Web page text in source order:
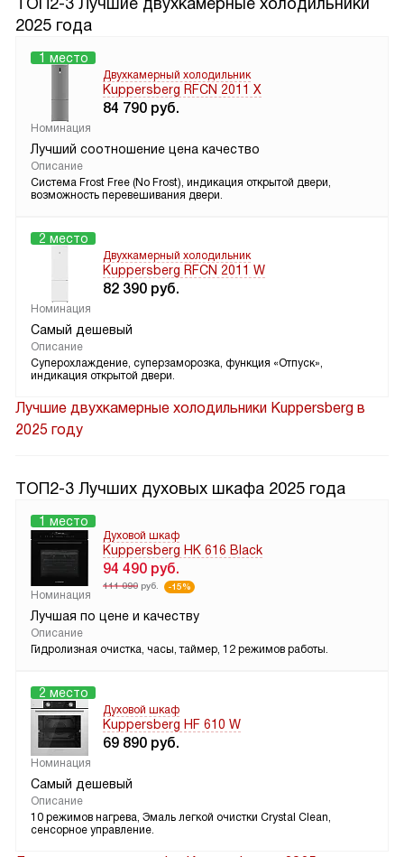
2025 года
1 место
Двухкамерный холодильник
Kuppersberg RFCN 2011 X
84 790 руб.
Номинация
Лучший соотношение цена качество
Описание
Система Frost Free (No Frost), индикация открытой двери,
возможность перевешивания двери.
2 место
Двухкамерный холодильник
Kuppersberg RFCN 2011 W
82 390 руб.
Номинация
Самый дешевый
Описание
Суперохлаждение, суперзаморозка, функция «Отпуск»,
индикация открытой двери.
Лучшие двухкамерные холодильники Kuppersberg в
2025 году
ТОП2-3 Лучших духовых шкафа 2025 года
1 место
Духовой шкаф
Kuppersberg HK 616 Black
94 490 руб.
111 090 руб. -15%
Номинация
Лучшая по цене и качеству
Описание
Гидролизная очистка, часы, таймер, 12 режимов работы.
2 место
Духовой шкаф
Kuppersberg HF 610 W
69 890 руб.
Номинация
Самый дешевый
Описание
10 режимов нагрева, Эмаль легкой очистки Crystal Clean,
сенсорное управление.